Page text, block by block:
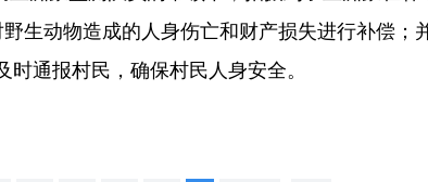
生动物造成的人身伤亡和财产损失进行补偿；
通报村民，确保村民人身安全。